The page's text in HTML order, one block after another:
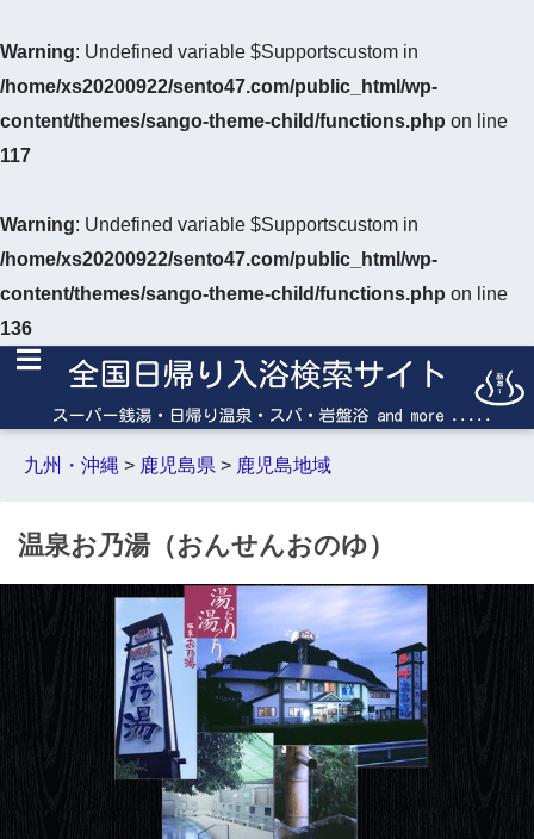
Warning: Undefined variable $Supportscustom in
/home/xs20200922/sento47.com/public_html/wp-
content/themes/sango-theme-child/functions.php on line
117
Warning: Undefined variable $Supportscustom in
/home/xs20200922/sento47.com/public_html/wp-
content/themes/sango-theme-child/functions.php on line
136
九州・沖縄 > 鹿児島県 > 鹿児島地域
温泉お乃湯（おんせんおのゆ）